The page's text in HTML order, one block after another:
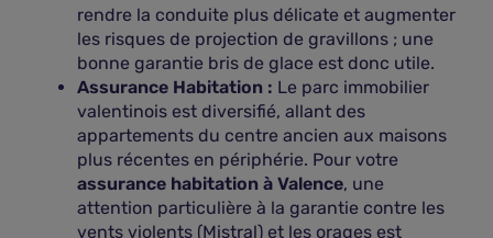
26000 VALENCE
Voir les offres
Plus d'infos
Val'assurances - Agent général GENERALI
À 0,27 km
rendre la conduite plus délicate et augmenter
les risques de projection de gravillons ; une
bonne garantie bris de glace est donc utile.
Assurance Habitation : Le parc immobilier
valentinois est diversifié, allant des
appartements du centre ancien aux maisons
plus récentes en périphérie. Pour votre
assurance habitation à Valence, une
attention particulière à la garantie contre les
vents violents (Mistral) et les orages est